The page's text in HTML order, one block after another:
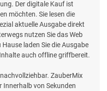
Der digitale Kauf ist
möchten. Sie lesen die
aktuelle Ausgabe direkt
nutzen Sie das Web
laden Sie die Ausgabe
auch offline griffbereit.
ZauberMix
Innerhalb von Sekunden